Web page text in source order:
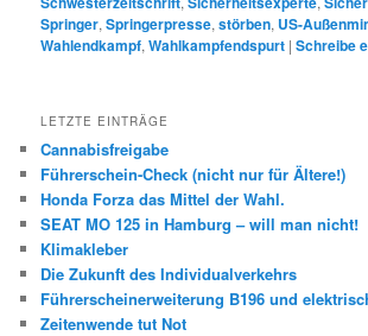
Springer,Springerpresse,störben, US-
Wahlendkampf,Wahlkampfendspurt |Schreibe
LETZTE EINTRÄGE
Cannabisfreigabe
Führerschein-Check (nicht nur für Ältere!)
Honda Forza das Mittel der Wahl.
SEAT MO 125 in Hamburg – will man nicht!
Klimakleber
Die Zukunft des Individualverkehrs
Führerscheinerweiterung B196 und
Zeitenwende tut Not